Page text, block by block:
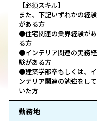
【必須スキル】
また、下記いずれかの経験
がある方
●住宅関連の業界経験があ
る方
●インテリア関連の実務経
験がある方
●建築学部卒もしくは、イ
ンテリア関連の勉強をして
いた方
勤務地